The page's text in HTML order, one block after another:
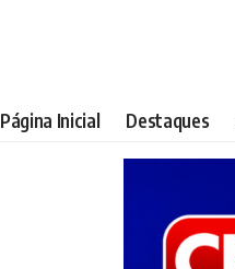
Página Inicial Destaques